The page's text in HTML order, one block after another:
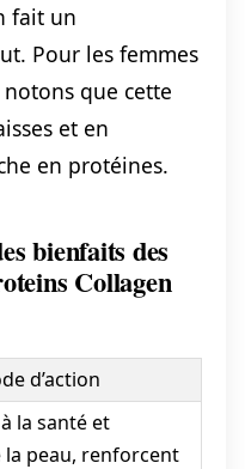
fait un
Pour les femmes
que cette
et en
en protéines.
bienfaits des
Collagen
d’action
la santé et
la peau, renforcent